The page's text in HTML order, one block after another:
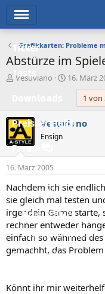
Ticker
Tests
Preisvergleich
Forum
Aktuelles
Empfohlene Inhalte
Neue Beiträge
Neueste Aktivitäten
Leserartikel
Grafikkarten: Probleme
Abstürze im
E
e
l
l
e
Vesuviano
E
e
m
16. März
1 von
Vesuviano
Ensign
16. März 2005
Nachdem ich sie
sie gleich mal testen
irgendein Game starte,
rechner entweder
einfach so währned
gemachht, das
Könnt ihr mir